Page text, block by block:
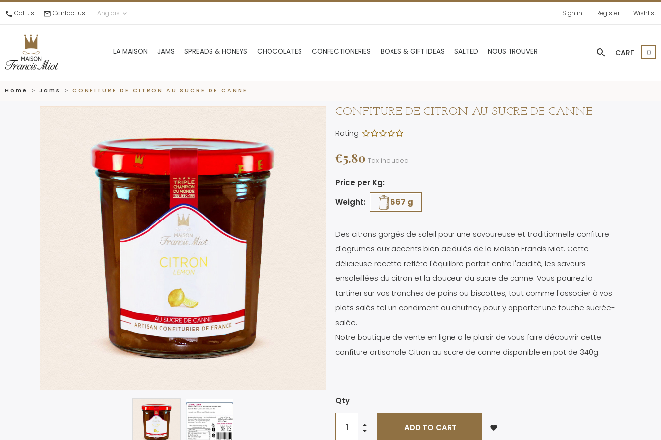
call Call us mail_outline Contact us Anglais keyboard_arrow_down Sign in Register Wishlist
LA MAISON JAMS SPREADS & HONEYS CHOCOLATES CONFECTIONERIES BOXES & GIFT IDEAS SALTED NOUS TROUVER search CART 0
Home Jams CONFITURE DE CITRON AU SUCRE DE CANNE
CONFITURE DE CITRON AU SUCRE DE CANNE
Rating
€5.80 Tax included
Price per Kg:
Weight:
667 g
Des citrons gorgés de soleil pour une savoureuse et traditionnelle confiture
d'agrumes aux accents bien acidulés de la Maison Francis Miot. Cette
délicieuse recette reflète l'équilibre parfait entre l'acidité, les saveurs
ensoleillées du citron et la douceur du sucre de canne. Vous pourrez la
tartiner sur vos tranches de pains ou biscottes, tout comme l'associer à vos
plats salés tel un condiment ou chutney pour y apporter une touche sucrée-
salée.
Notre boutique de vente en ligne a le plaisir de vous faire découvrir cette
confiture artisanale Citron au sucre de canne disponible en pot de 340g.
Qty
ADD TO CART favorite